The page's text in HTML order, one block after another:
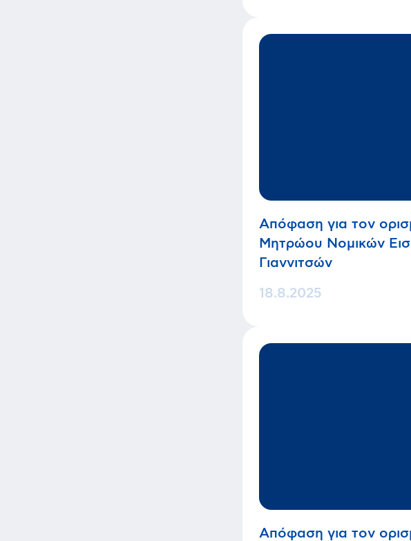
Απόφαση για τον
Μητρώου Νομικών
Γιαννιτσών
18.8.2025
Απόφαση για τον